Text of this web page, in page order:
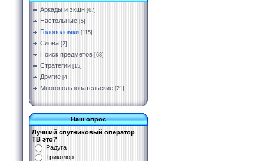
Аркады и экшн [67]
Настольные [5]
Головоломки [115]
Слова [2]
Поиск предметов [68]
Стратегии [15]
Другие [4]
Многопользовательские [21]
Наш опрос
Лучший спутниковый оператор
ТВ это?
Радуга
Триколор